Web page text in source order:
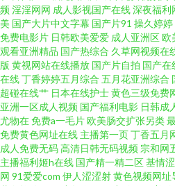
后入黑丝 日本欧美另类 综合色伊人探花
美就是色 熟女福利导航 91福利射视频 超
综合 91电影双飞 超碰99在线 狼友基地91
国产超91 欧洲激情人妻 亚洲欧美网址 肏
亚洲色中色电网站 97熟女视频 国产精品
频淫淫网网 成人影视国产在线深夜福利
美 国产大片中文字幕 国产片91 操久婷婷
免费电影片 日韩欧美爱爱 成人亚洲区欧
观看亚洲精品 国产热综合 久草网视频在
版 黄视网站在线播放 国产片自拍 国产在
在线丁香婷婷五月综合 五月花亚洲综合
超碰在线艹 日本在线护士黄色三级免费
亚洲一区成人视频 国产福利电影 日韩成
尤物在免费a一毛片欧美肠交扩张另类
免费黄色网址在线 主播第一页丁香五月
成人免费无码高清日韩无码视频 宗和网
主播福利姬h在线 国产精一精二区基情
网 91爱爱com 伊人涩涩射黄色视频网址